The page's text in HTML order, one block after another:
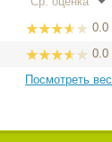
0.0
0.0
Посмотреть